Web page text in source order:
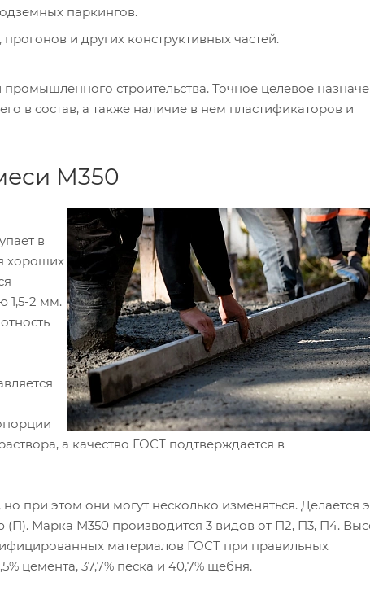
паркингов.
и других конструктивных частей.
строительства. Точное целевое
в состав, а также наличие в нем пластификаторов и
М350
в
хороших
1,5-2 мм.
а качество ГОСТ подтверждается в
при этом они могут несколько изменяться. Делается
Марка М350 производится 3 видов от П2, П3, П4.
материалов ГОСТ при правильных
цемента, 37,7% песка и 40,7% щебня.